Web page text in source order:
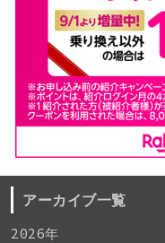
アーカイブ一覧
2026年